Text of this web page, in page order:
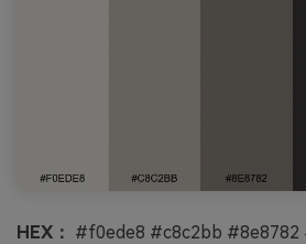
HEX： #f0ede8 #c8c2bb #8e8782